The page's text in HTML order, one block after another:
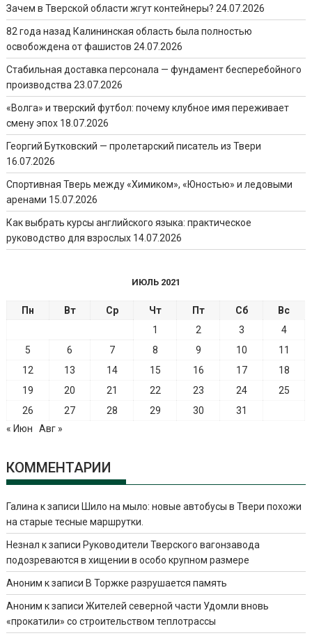
Зачем в Тверской области жгут контейнеры? 24.07.2026
82 года назад Калининская область была полностью
освобождена от фашистов 24.07.2026
Стабильная доставка персонала — фундамент бесперебойного
производства 23.07.2026
«Волга» и тверский футбол: почему клубное имя переживает
смену эпох 18.07.2026
Георгий Бутковский — пролетарский писатель из Твери
16.07.2026
Спортивная Тверь между «Химиком», «Юностью» и ледовыми
аренами 15.07.2026
Как выбрать курсы английского языка: практическое
руководство для взрослых 14.07.2026
ИЮЛЬ 2021
Пн Вт Ср Чт Пт Сб
Вс
1
2 3
4
5
6 7 8 9 10
11
12
13 14 15 16 17
18
19
20 21 22 23 24
25
26
27 28 29 30
31
« Июн
Авг »
КОММЕНТАРИИ
Галинак записи Шило на мыло: новые автобусы в Твери похожи
на старые тесные маршрутки.
Незнал к записи Руководители Тверского вагонзавода
подозреваются в хищении в особо крупном размере
Аноним к записи В Торжке разрушается память
Аноним к записиЖителей северной части Удомли вновь
«прокатили» со строительством теплотрассы